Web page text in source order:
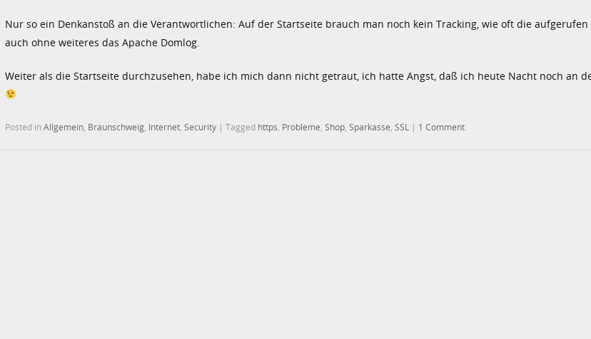
Nur so ein Denkanstoß an die Verantwortlichen: Auf der Startseite brauch man noch kein Tracking, wie oft die
auch ohne weiteres das Apache Domlog.
Weiter als die Startseite durchzusehen, habe ich mich dann nicht getraut, ich hatte Angst, daß ich heute Nacht noch an
Posted inAllgemein Braunschweig Internet Security | Tagged https Probleme Shop Sparkasse SSL | 1 Comment